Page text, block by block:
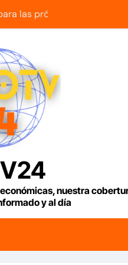
las próximas 24 horas,
carga con primer vuelo
escuelita para niños
elecciones en Venezuela
los terremotos: Conoce
afectadas por los
nuestra
y al día